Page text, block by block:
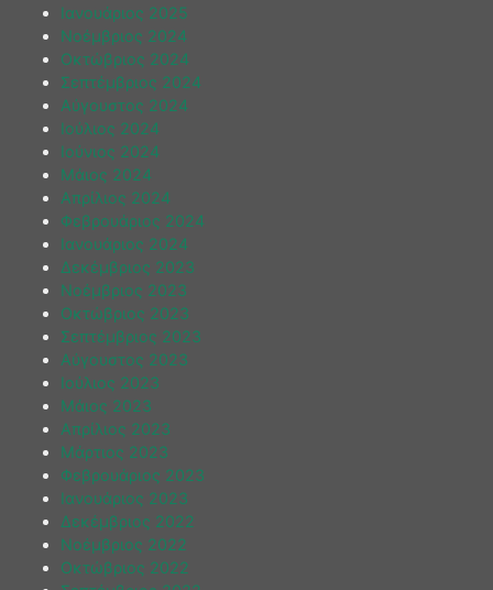
Ιανουάριος 2025
Νοέμβριος 2024
Οκτώβριος 2024
Σεπτέμβριος 2024
Αύγουστος 2024
Ιούλιος 2024
Ιούνιος 2024
Μάιος 2024
Απρίλιος 2024
Φεβρουάριος 2024
Ιανουάριος 2024
Δεκέμβριος 2023
Νοέμβριος 2023
Οκτώβριος 2023
Σεπτέμβριος 2023
Αύγουστος 2023
Ιούλιος 2023
Μάιος 2023
Απρίλιος 2023
Μάρτιος 2023
Φεβρουάριος 2023
Ιανουάριος 2023
Δεκέμβριος 2022
Νοέμβριος 2022
Οκτώβριος 2022